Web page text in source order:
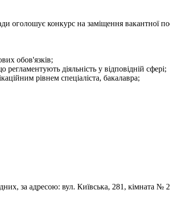
оголошує конкурс на заміщення вакантної
обов'язків;
діяльність у відповідній сфері;
рівнем спеціаліста, бакалавра;
за адресою: вул. Київська, 281, кімната №